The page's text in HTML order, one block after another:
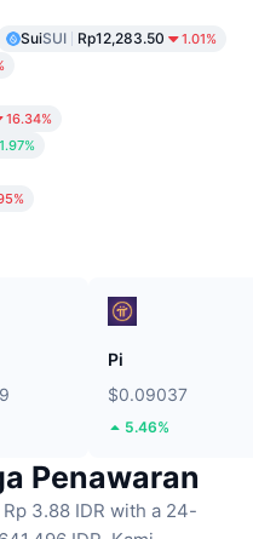
SuiSUI Rp12,283.50 1.01%
16.34%
1.97%
Pi
$0.09037
5.46%
Penawaran
Rp 3.88 IDR with a 24-